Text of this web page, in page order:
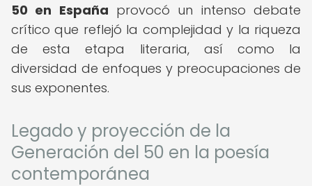
50 en España provocó un intenso debate
crítico que reflejó la complejidad y la riqueza
de esta etapa literaria, así como la
diversidad de enfoques y preocupaciones de
sus exponentes.
Legado y proyección de la
Generación del 50 en la poesía
contemporánea